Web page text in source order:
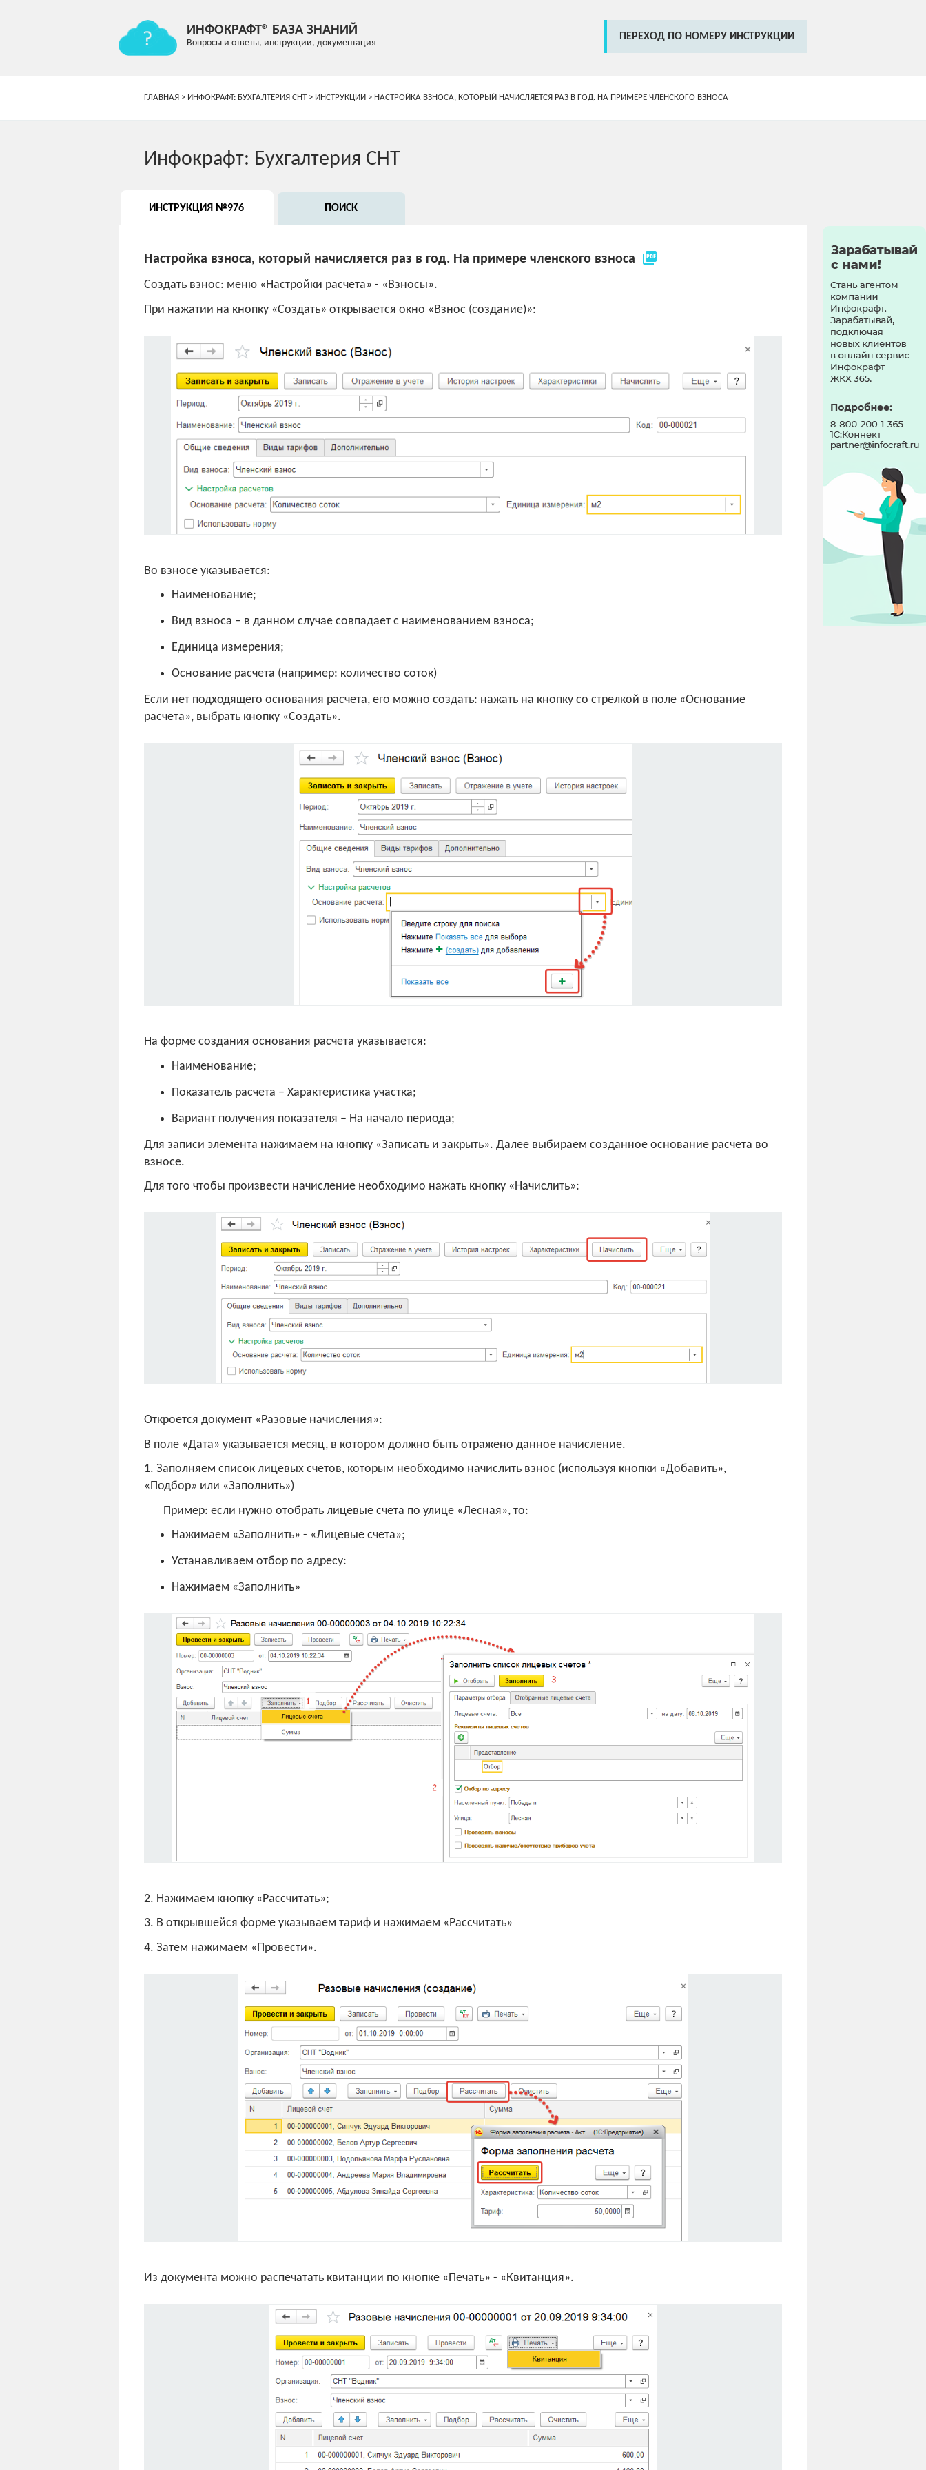
ИНФОКРАФТ® БАЗА ЗНАНИЙ
Вопросы и ответы, инструкции, документация
ПЕРЕХОД ПО НОМЕРУ ИНСТРУКЦИИ
ГЛАВНАЯ > ИНФОКРАФТ: БУХГАЛТЕРИЯ СНТ> ИНСТРУКЦИИ > НАСТРОЙКА ВЗНОСА, КОТОРЫЙ НАЧИСЛЯЕТСЯ РАЗ В ГОД. НА ПРИМЕРЕ ЧЛЕНСКОГО ВЗНОСА
Инфокрафт: Бухгалтерия СНТ
ИНСТРУКЦИЯ №976 ПОИСК
Настройка взноса, который начисляется раз в год. На примере членского взноса picture_as_pdf
Создать взнос: меню «Настройки расчета» - «Взносы».
При нажатии на кнопку «Создать» открывается окно «Взнос (создание)»:
Во взносе указывается:
Наименование;
Вид взноса – в данном случае совпадает с наименованием взноса;
Единица измерения;
Основание расчета (например: количество соток)
Если нет подходящего основания расчета, его можно создать: нажать на кнопку со стрелкой в поле «Основание
расчета», выбрать кнопку «Создать».
На форме создания основания расчета указывается:
Наименование;
Показатель расчета – Характеристика участка;
Вариант получения показателя – На начало периода;
Для записи элемента нажимаем на кнопку «Записать и закрыть». Далее выбираем созданное основание расчета во
взносе.
Для того чтобы произвести начисление необходимо нажать кнопку «Начислить»:
Откроется документ «Разовые начисления»:
В поле «Дата» указывается месяц, в котором должно быть отражено данное начисление.
1. Заполняем список лицевых счетов, которым необходимо начислить взнос (используя кнопки «Добавить»,
«Подбор» или «Заполнить»)
Пример: если нужно отобрать лицевые счета по улице «Лесная», то:
Нажимаем «Заполнить» - «Лицевые счета»;
Устанавливаем отбор по адресу:
Нажимаем «Заполнить»
2. Нажимаем кнопку «Рассчитать»;
3. В открывшейся форме указываем тариф и нажимаем «Рассчитать»
4. Затем нажимаем «Провести».
Из документа можно распечатать квитанции по кнопке «Печать» - «Квитанция».